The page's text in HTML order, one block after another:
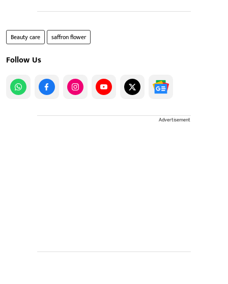
Beauty care saffron flower
Follow Us
Advertisement